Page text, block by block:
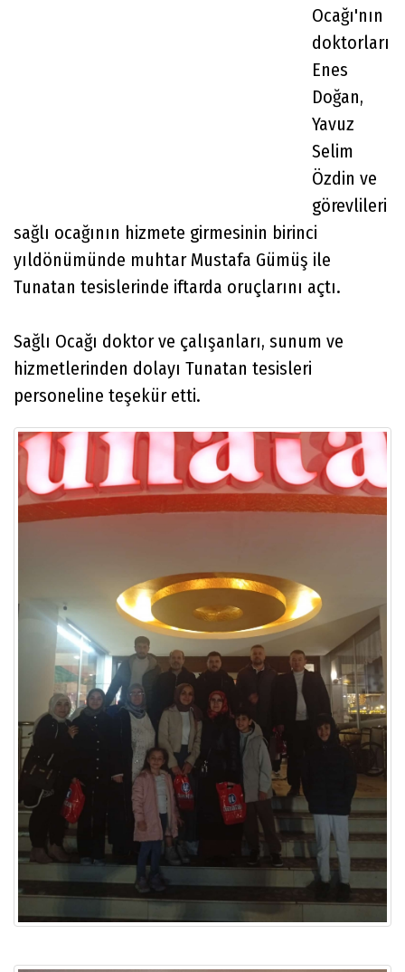
Ocağı'nın
doktorları
Enes
Doğan,
Yavuz
Selim
Özdin ve
görevlileri
sağlı ocağının hizmete girmesinin birinci
yıldönümünde muhtar Mustafa Gümüş ile
Tunatan tesislerinde iftarda oruçlarını açtı.
Sağlı Ocağı doktor ve çalışanları, sunum ve
hizmetlerinden dolayı Tunatan tesisleri
personeline teşekür etti.